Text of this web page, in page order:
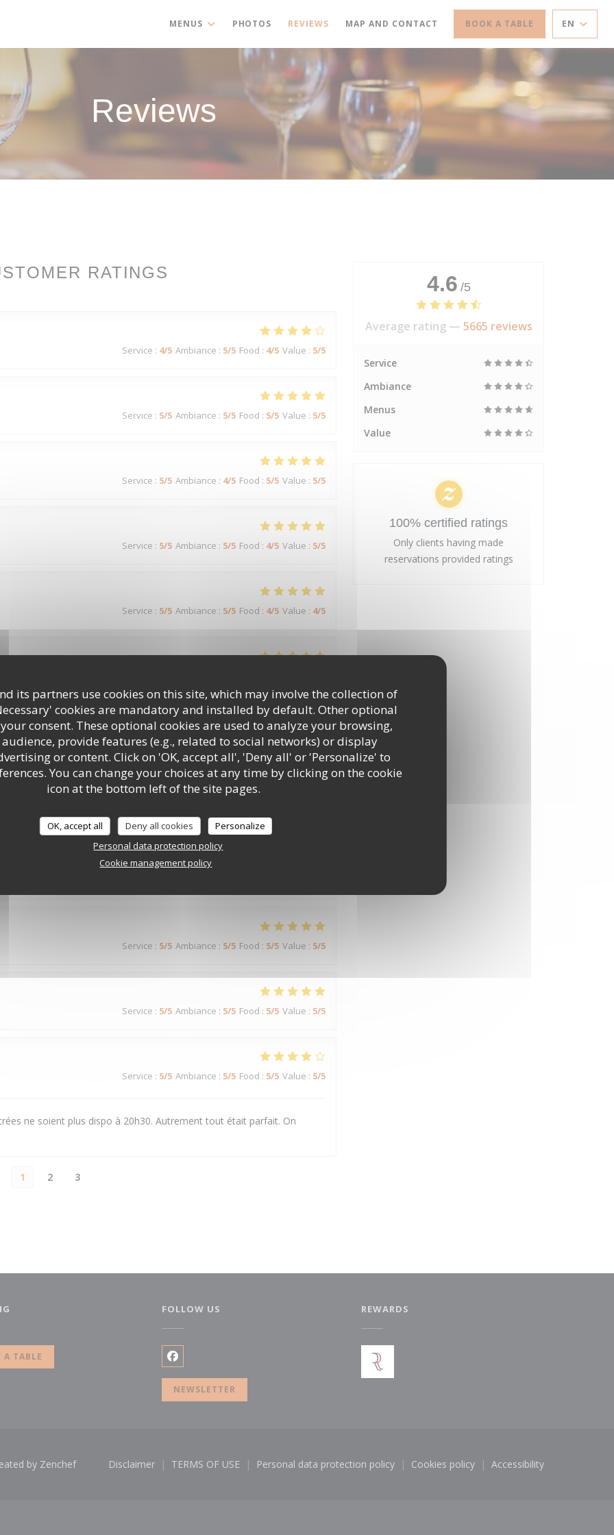
its partners use cookies on this site, which may involve the collection of
cookies are mandatory and installed by default. Other optional
consent. These optional cookies are used to analyze your browsing,
provide features (e.g., related to social networks) or display
or content. Click on 'OK, accept all', 'Deny all' or 'Personalize' to
You can change your choices at any time by clicking on the cookie
icon at the bottom left of the site pages.
OK, accept all Deny all cookies
Personalize
Personal data protection policy
Cookie management policy
MENUS PHOTOS REVIEWS MAP AND CONTACT BOOK A TABLE EN
Reviews
RATINGS
Service : 4/5 Ambiance : 5/5 Food : 4/5 Value : 5/5
Service : 5/5 Ambiance : 5/5 Food : 5/5 Value : 5/5
Service : 5/5 Ambiance : 4/5 Food : 5/5 Value : 5/5
Service : 5/5 Ambiance : 5/5 Food : 4/5 Value : 5/5
Service : 5/5 Ambiance : 5/5 Food : 4/5 Value : 4/5
aux petits oignons : nous avons passé une excellente soirée, et
Tout était parfait. Mais cette fois ci on était très déçu. Les plats
Le croustillant d’épaule d’agneau n’avait pas de goût du tout
Je me doutais est-ce que c’est le même chef de l’année dernière.
Service : 5/5 Ambiance : 5/5 Food : 5/5 Value : 5/5
Service : 5/5 Ambiance : 5/5 Food : 5/5 Value : 5/5
Service : 5/5 Ambiance : 5/5 Food : 5/5 Value : 5/5
ne soient plus dispo à 20h30. Autrement tout était parfait. On
1 2 3
4.6 /5
Average rating — 5665 reviews
Service
Ambiance
Menus
Value
100% certified ratings
Only clients having made
reservations provided ratings
window))
A TABLE
FOLLOW US
Facebook ((opens in a new window))
NEWSLETTER
REWARDS
by Zenchef((opens in a new window))
Disclaimer
((opens in a new window))
TERMS OF USE
((opens in a new window))
Personal data protection policy
((opens in a new window))
Cookies policy
((opens in a new window))
Accessibility
((opens in a new
LE PAVILLON DE BAILLY